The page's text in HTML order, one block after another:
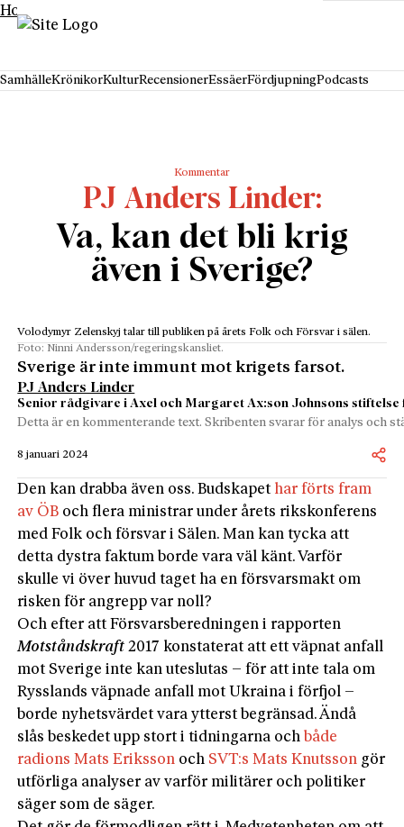
Hoppa till innehåll
SamhälleKrönikorKulturRecensionerEssäerFördjupningPodcasts
Kommentar
PJ Anders Linder
Va, kan det bli krig
även i Sverige?
Volodymyr Zelenskyj talar till publiken på årets Folk och Försvar i sälen.
Foto: Ninni Andersson/regeringskansliet.
Sverige är inte immunt mot krigets farsot.
PJ Anders Linder
Senior rådgivare i Axel och Margaret Ax:son Johnsons stiftelse
Detta är en kommenterande text. Skribenten svarar för analys och
8 januari 2024
Den kan drabba även oss. Budskapet har förts fram
av ÖB och flera ministrar under årets rikskonferens
med Folk och försvar i Sälen. Man kan tycka att
detta dystra faktum borde vara väl känt. Varför
skulle vi över huvud taget ha en försvarsmakt om
risken för angrepp var noll?
Och efter att Försvarsberedningen i rapporten
Motståndskraft 2017 konstaterat att ett väpnat anfall
mot Sverige inte kan uteslutas – för att inte tala om
Rysslands väpnade anfall mot Ukraina i förfjol –
borde nyhetsvärdet vara ytterst begränsad. Ändå
slås beskedet upp stort i tidningarna och både
radions Mats Eriksson och SVT:s Mats Knutsson gör
utförliga analyser av varför militärer och politiker
säger som de säger.